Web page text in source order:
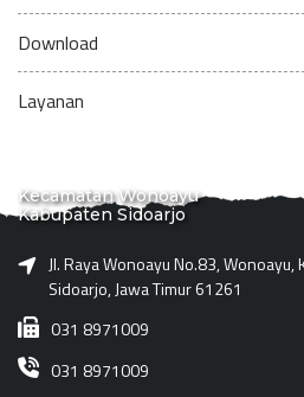
Download
Layanan
Kecamatan Wonoayu
Kabupaten Sidoarjo
Jl. Raya Wonoayu No.83, Wonoayu,
Sidoarjo, Jawa Timur 61261
031 8971009
031 8971009